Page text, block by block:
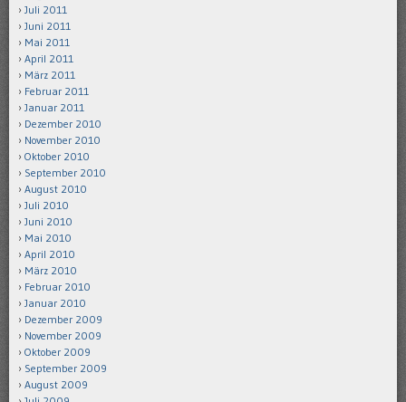
Juli 2011
Juni 2011
Mai 2011
April 2011
März 2011
Februar 2011
Januar 2011
Dezember 2010
November 2010
Oktober 2010
September 2010
August 2010
Juli 2010
Juni 2010
Mai 2010
April 2010
März 2010
Februar 2010
Januar 2010
Dezember 2009
November 2009
Oktober 2009
September 2009
August 2009